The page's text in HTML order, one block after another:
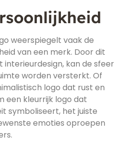
weerspiegelt vaak de
van een merk. Door dit
kan de sfeer
worden versterkt. Of
logo dat rust en
een kleurrijk logo dat
symboliseert, het juiste
emoties oproepen